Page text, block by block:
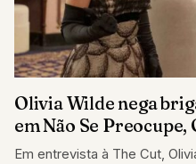
Olivia Wilde nega
em Não Se Preocupe,
Em entrevista à The Cut,